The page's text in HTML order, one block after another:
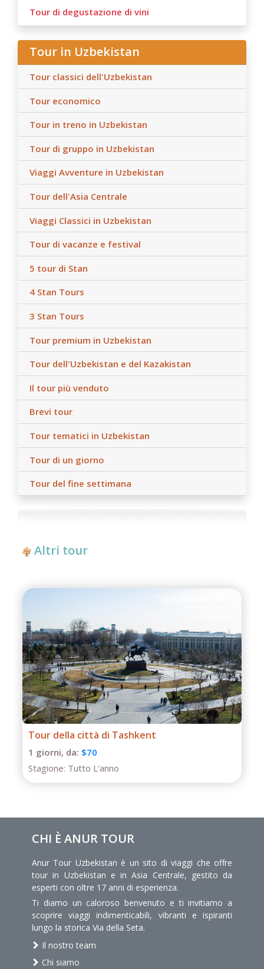
Tour di degustazione di vini
Tour in Uzbekistan
Tour classici dell'Uzbekistan
Tour economico
Tour in treno in Uzbekistan
Tour di gruppo in Uzbekistan
Viaggi Avventure in Uzbekistan
Tour dell'Asia Centrale
Viaggi Classici in Uzbekistan
Tour di vacanze e festival
5 tour di Stan
4 Stan Tours
3 Stan Tours
Tour premium in Uzbekistan
Tour dell'Uzbekistan e del Kazakistan
Il tour più venduto
Brevi tour
Tour tematici in Uzbekistan
Tour di un giorno
Tour del fine settimana
Altri tour
Tour di un giorno a Termiz
1 giorni, da: $50
Stagione: Tutto L'anno
CHI È ANUR TOUR
Anur Tour Uzbekistan è un sito di viaggi che offre
tour in Uzbekistan e in Asia Centrale, gestito da
esperti con oltre 17 anni di esperienza.
Ti diamo un caloroso benvenuto e ti invitiamo a
scoprire viaggi indimenticabili, vibranti e ispiranti
lungo la storica Via della Seta.
Il nostro team
Chi siamo